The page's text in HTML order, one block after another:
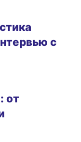
с
от